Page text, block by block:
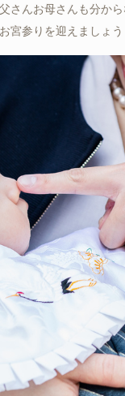
さんお母さんも分か
宮参りを迎えましょう